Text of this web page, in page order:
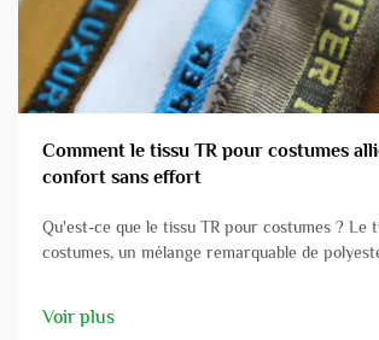
Comment le tissu TR pour costumes
confort sans effort
Qu'est-ce que le tissu TR pour costumes ? Le
costumes, un mélange remarquable de
résistance du polyester à la douceur et au
Voir plus